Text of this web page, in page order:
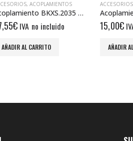
, ACOPLAMIENTOS
Acoplamiento BKXS.1520 3/3
€ IVA no incluido
AÑADIR AL CARRITO
ACCESORIOS
26,00€
AÑADIR